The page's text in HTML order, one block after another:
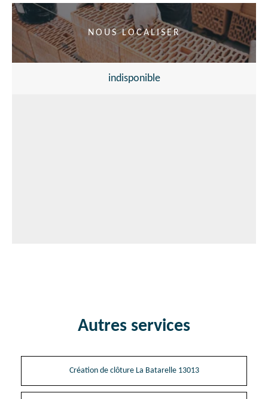
NOUS LOCALISER
indisponible
Autres services
Création de clôture La Batarelle 13013